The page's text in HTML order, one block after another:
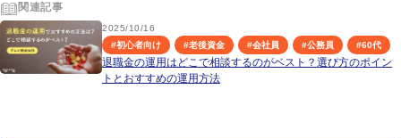
関連記事
2025/10/16
#初心者向け #老後資金 #会社員 #公務員 #60代
退職金の運用はどこで相談するのがベスト？選び方のポイン
トとおすすめの運用方法